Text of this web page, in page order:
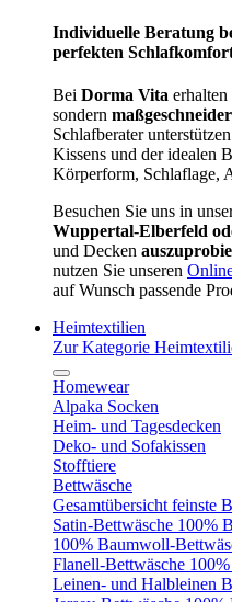
Individuelle Beratung
perfekten
Bei Dorma Vita
sondern
Schlafberater
Kissens und der idealen
Körperform, Schlaflage,
Besuchen Sie uns in
Wuppertal-Elberfeld
und Decken
nutzen Sie unseren
auf Wunsch passende
Heimtextilien
Zur Kategorie
Homewear
Alpaka Socken
Heim- und Tagesdecken
Deko- und Sofakissen
Stofftiere
Bettwäsche
Gesamtübersicht feinste
Satin-Bettwäsche 100%
100% Baumwoll-
Flanell-Bettwäsche
Leinen- und Halbleinen